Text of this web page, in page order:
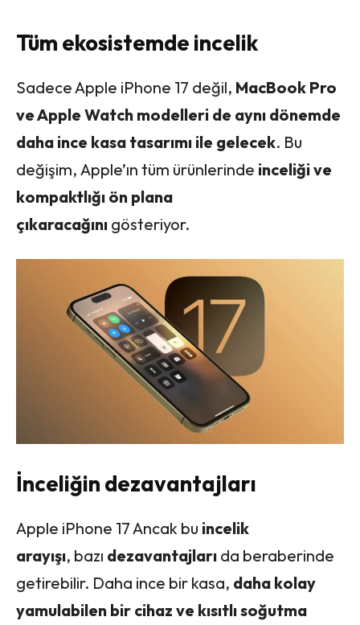
Tüm ekosistemde incelik
Sadece Apple iPhone 17 değil, MacBook Pro
ve Apple Watch modelleri de aynı dönemde
daha ince kasa tasarımı ile gelecek. Bu
değişim, Apple’ın tüm ürünlerinde inceliği ve
kompaktlığı ön plana
çıkaracağını gösteriyor.
İnceliğin dezavantajları
Apple iPhone 17 Ancak bu incelik
arayışı, bazı dezavantajları da beraberinde
getirebilir. Daha ince bir kasa, daha kolay
yamulabilen bir cihaz ve kısıtlı soğutma